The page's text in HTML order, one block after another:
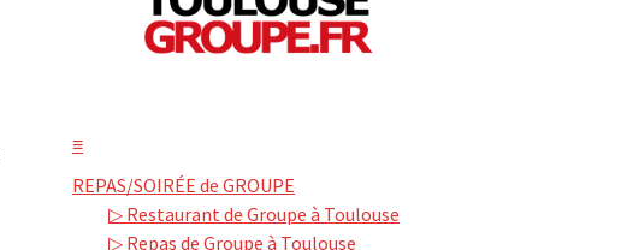
≡
REPAS/SOIRÉE de GROUPE
▷ Restaurant de Groupe à Toulouse
▷ Repas de Groupe à Toulouse